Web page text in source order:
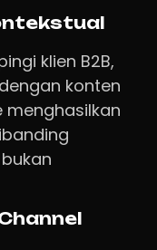
klien B2B,
konten